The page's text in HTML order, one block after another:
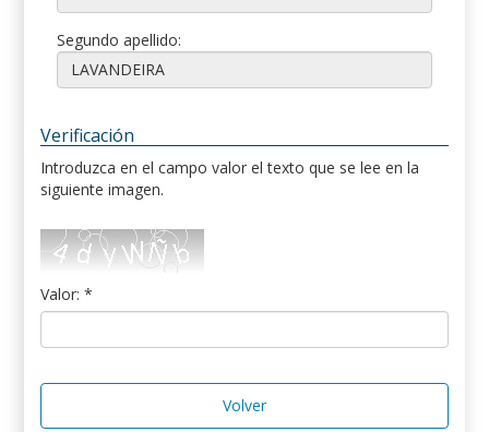
Segundo apellido:
Verificación
Introduzca en el campo valor el texto que se lee en la
siguiente imagen.
Valor: *
Volver